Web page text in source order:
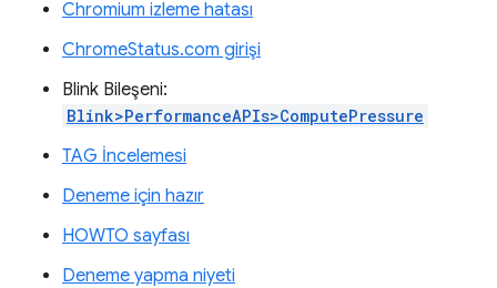
Chromium izleme hatası
ChromeStatus.com girişi
Blink Bileşeni:
Blink>PerformanceAPIs>ComputePressure
TAG İncelemesi
Deneme için hazır
HOWTO sayfası
Deneme yapma niyeti